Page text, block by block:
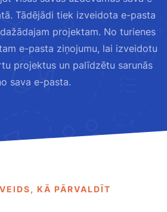
Tādējādi tiek izveidota e-pasta
projektam. No turienes
e-pasta ziņojumu, lai izveidotu
projektus un palīdzētu sarunās
sava e-pasta.
KĀ PĀRVALDĪT